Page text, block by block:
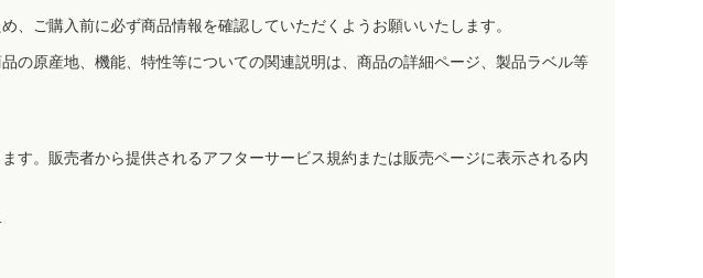
ご購入前に必ず商品情報を確認していただくようお願いいたします。
の原産地、機能、特性等についての関連説明は、商品の詳細ページ、製品ラベル等
す。販売者から提供されるアフターサービス規約または販売ページに表示される内